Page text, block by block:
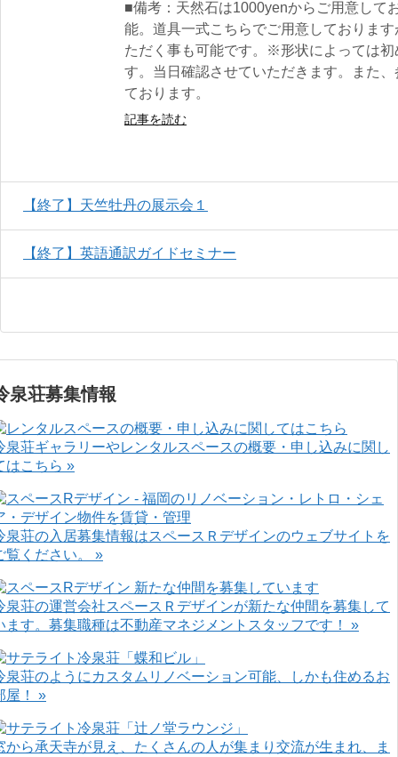
■備考：天然石は1000yenからご用意して
能。道具一式こちらでご用意しておりま
ただく事も可能です。※形状によっては
す。当日確認させていただきます。また
ております。
記事を読む
【終了】天竺牡丹の展示会１
【終了】英語通訳ガイドセミナー
泉荘募集情報
泉荘ギャラリーやレンタルスペースの概要・申し込みに関し
はこちら »
泉荘の入居募集情報はスペースＲデザインのウェブサイトを
覧ください。 »
泉荘の運営会社スペースＲデザインが新たな仲間を募集して
ます。募集職種は不動産マネジメントスタッフです！ »
泉荘のようにカスタムリノベーション可能、しかも住めるお
屋！ »
から承天寺が見え、たくさんの人が集まり交流が生まれ、ま